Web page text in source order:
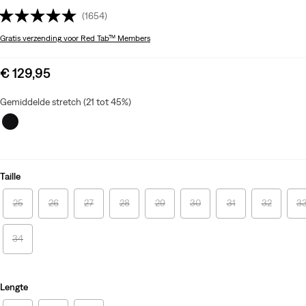
(1654)
Gratis verzending voor Red Tab™ Members
Sale
is
€ 129,95
Gemiddelde stretch (21 tot 45%)
Taille
25 26 27 28 29 30 31 32
34
Lengte